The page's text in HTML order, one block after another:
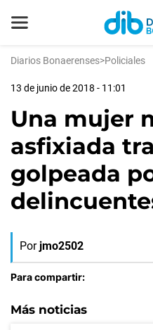
Diarios Bonaerenses>Policiales
13 de junio de 2018 - 11:01
Una mujer
asfixiada
golpeada
Por jmo2502
Para compartir:
Más noticias